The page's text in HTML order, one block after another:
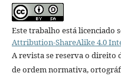
Este trabalho está licenciado
Attribution-ShareAlike 4.0
A revista se reserva o direito
de ordem normativa,